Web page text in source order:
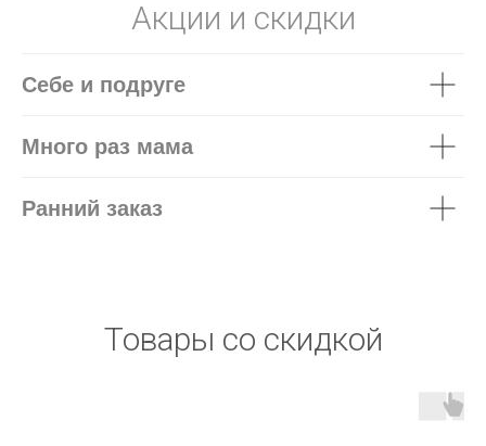
Акции и скидки
Себе и подруге
Много раз мама
Ранний заказ
Товары со скидкой